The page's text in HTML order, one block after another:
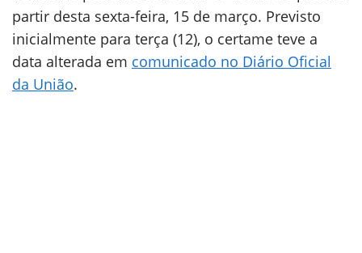
partir desta sexta-feira, 15 de março. Previsto
inicialmente para terça (12), o certame teve a
data alterada em comunicado no Diário Oficial
da União.